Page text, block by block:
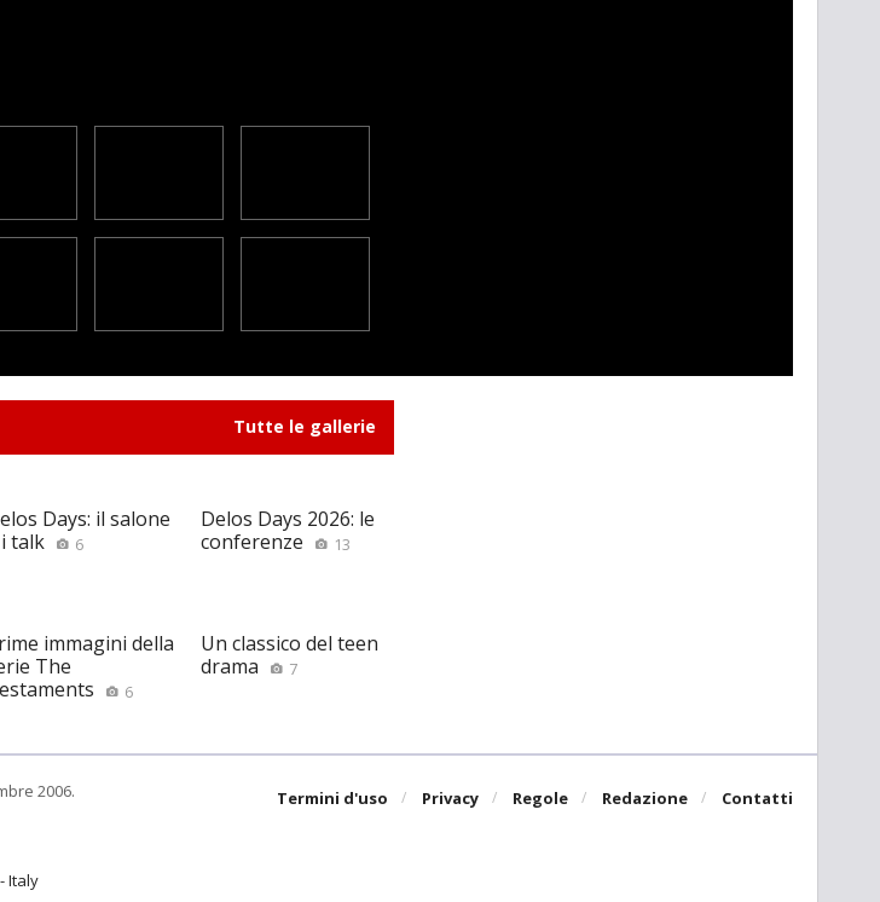
Tutte le gallerie
Days: il salone
talk
6
Delos Days 2026: le
conferenze
13
immagini della
The
6
Un classico del teen
drama
7
Termini d'uso Privacy Regole Redazione Contatti
2006.
Italy